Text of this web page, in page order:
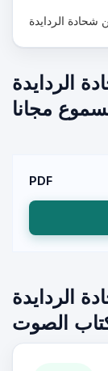
الردايدة
الردايدة
مجانا
PDF
الردايدة
الصوت